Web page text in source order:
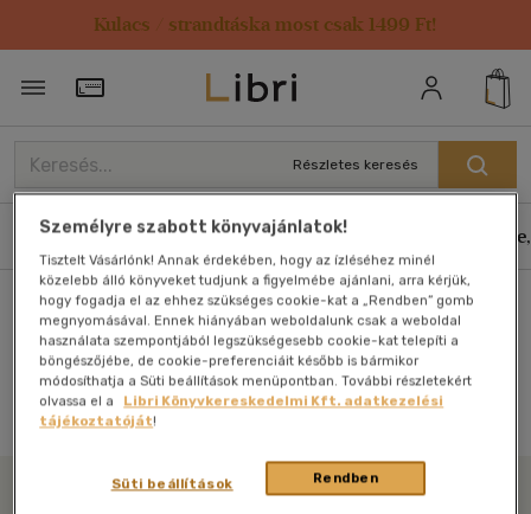
Kulacs / strandtáska most csak 1499 Ft!
Törzsvásárlói Kártya adatai
Részletes keresés
Könyvek E-könyvek Hangoskönyvek
Főoldal
Antikvár könyv (0db)
Személyre szabott könyvajánlatok!
Tisztelt Vásárlónk! Annak érdekében, hogy az ízléséhez minél
közelebb álló könyveket tudjunk a figyelmébe ajánlani, arra kérjük,
hogy fogadja el az ehhez szükséges cookie-kat a „Rendben” gomb
megnyomásával. Ennek hiányában weboldalunk csak a weboldal
használata szempontjából legszükségesebb cookie-kat telepíti a
böngészőjébe, de cookie-preferenciáit később is bármikor
módosíthatja a Süti beállítások menüpontban. További részletekért
olvassa el a
Libri Könyvkereskedelmi Kft. adatkezelési
tájékoztatóját!
Rendben
Süti beállítások